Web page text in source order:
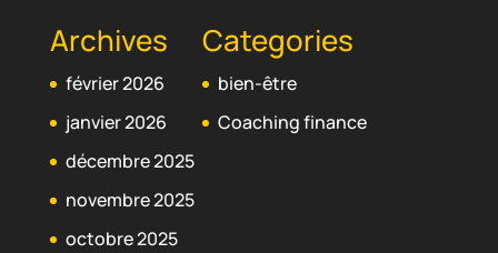
Archives
février 2026
janvier 2026
décembre 2025
novembre 2025
octobre 2025
Categories
bien-être
Coaching finance